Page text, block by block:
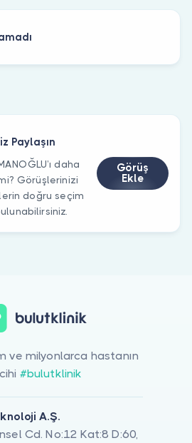
Paylaşın
daha
Görüşlerinizi
doğru seçim
Görüş
Ekle
ve milyonlarca hastanın
#bulutklinik
A.Ş.
Cd. No:12 Kat:8 D:60,